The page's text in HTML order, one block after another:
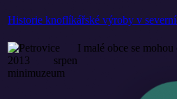
Historie knoflíkářské výroby v
I malé obce se